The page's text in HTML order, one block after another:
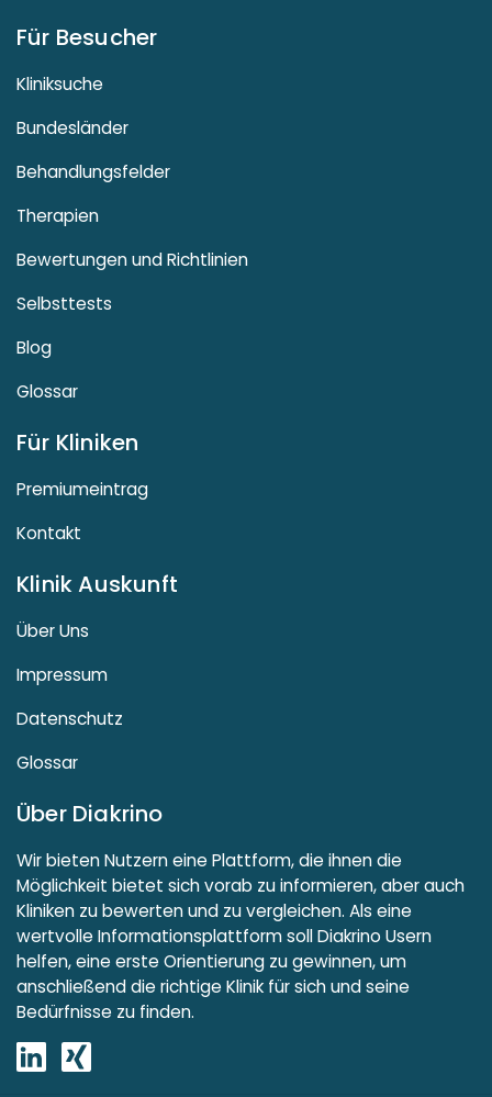
Für Besucher
Kliniksuche
Bundesländer
Behandlungsfelder
Therapien
Bewertungen und Richtlinien
Selbsttests
Blog
Glossar
Für Kliniken
Premiumeintrag
Kontakt
Klinik Auskunft
Über Uns
Impressum
Datenschutz
Glossar
Über Diakrino
Wir bieten Nutzern eine Plattform, die ihnen die
Möglichkeit bietet sich vorab zu informieren, aber auch
Kliniken zu bewerten und zu vergleichen. Als eine
wertvolle Informationsplattform soll Diakrino Usern
helfen, eine erste Orientierung zu gewinnen, um
anschließend die richtige Klinik für sich und seine
Bedürfnisse zu finden.